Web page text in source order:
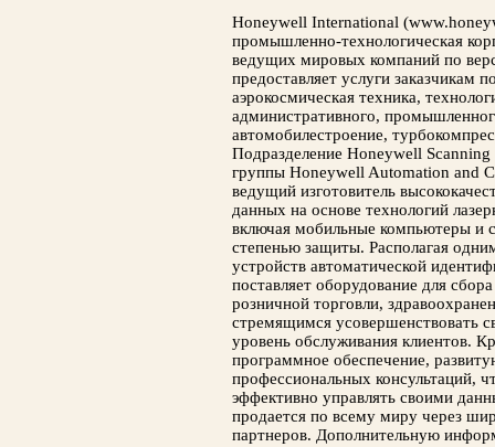
Honeywell International
промышленно-технологическая
ведущих мировых компаний по
предоставляет услуги заказчикам
аэрокосмическая техника,
административного,
автомобилестроение,
Подразделение Honeywell
группы Honeywell Automation and
ведущий изготовитель
данных на основе технологий
включая мобильные компьютеры и
степенью защиты. Располагая
устройств автоматической
поставляет оборудование для
розничной торговли,
стремящимся усовершенствовать
уровень обслуживания клиентов.
программное обеспечение,
профессиональных консультаций,
эффективно управлять своими
продается по всему миру через
партнеров. Дополнительную